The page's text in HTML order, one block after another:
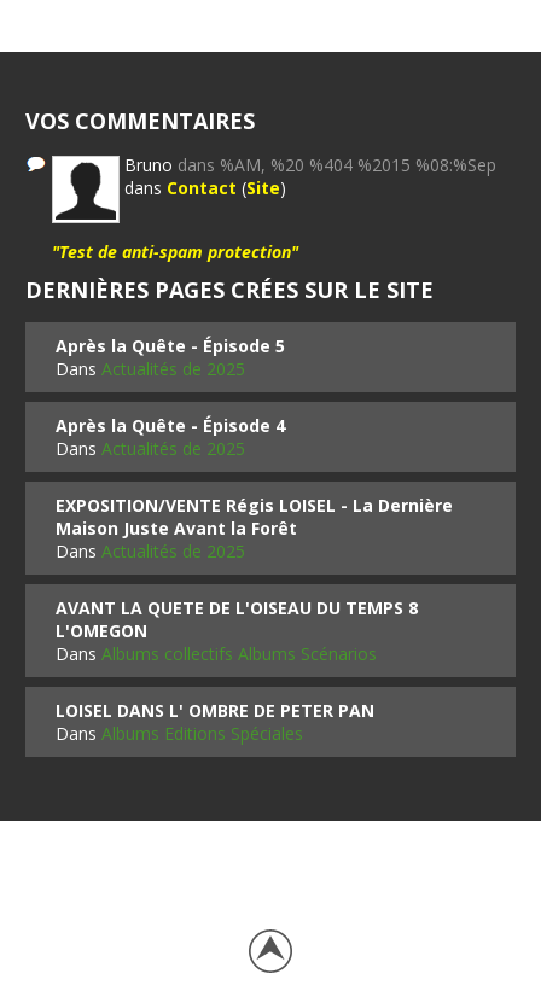
VOS COMMENTAIRES
Bruno dans %AM, %20 %404 %2015 %08:%Sep
dans Contact (Site)
"Test de anti-spam protection"
DERNIÈRES PAGES CRÉES SUR LE SITE
Après la Quête - Épisode 5
DansActualités de 2025
Après la Quête - Épisode 4
DansActualités de 2025
EXPOSITION/VENTE Régis LOISEL - La Dernière
Maison Juste Avant la Forêt
DansActualités de 2025
AVANT LA QUETE DE L'OISEAU DU TEMPS 8
L'OMEGON
DansAlbums collectifs Albums Scénarios
LOISEL DANS L' OMBRE DE PETER PAN
DansAlbums Editions Spéciales